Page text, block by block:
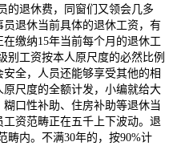
退休费，同窗们又领会几多
退休当前具体的退休工资，有
缴纳15年当前每个月的退休工
别工资按本人原尺度的必然比例
全，人员还能够享受其他的相
尺度的全额计发，小编就给大
口性补助、住房补助等退休当
资范畴正在五千上下波动。退
畴内。不满30年的，按90%计